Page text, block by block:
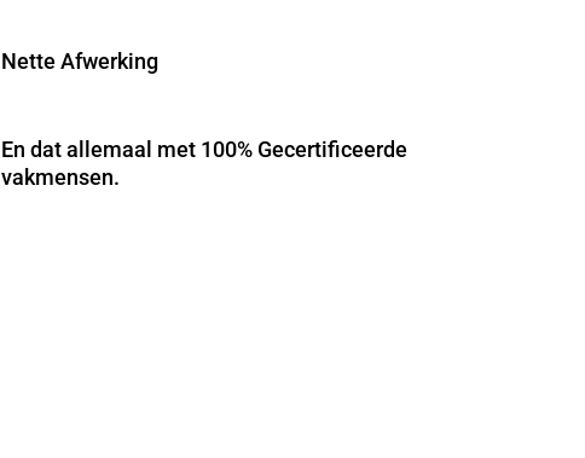
Nette Afwerking
En dat allemaal met 100% Gecertificeerde
vakmensen.